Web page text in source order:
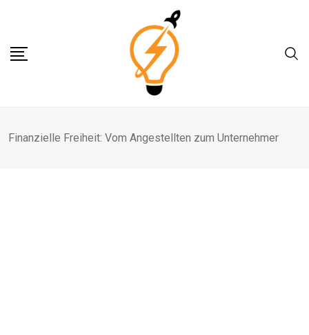
content
Finanzielle Freiheit: Vom Angestellten zum Unternehmer